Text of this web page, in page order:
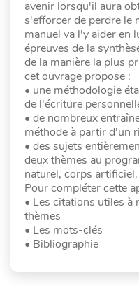
avenir lorsqu'il aura
s'efforcer de perdre le
manuel va l'y aider en
épreuves de la
de la manière la plus
cet ouvrage propose :
• une méthodologie
de l'écriture
• de nombreux
méthode à partir d'un
• des sujets
deux thèmes au
naturel, corps artificiel.
Pour compléter cette
• Les citations utiles à
thèmes
• Les mots-clés
• Bibliographie